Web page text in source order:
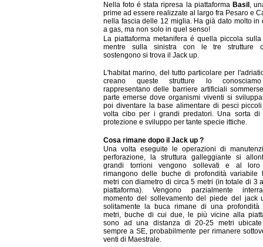
Nella foto é stata ripresa la piattaforma Basil ,
prime ad essere realizzate al largo fra Pesaro e
nella fascia delle 12 miglia. Ha già dato molto in
a gas, ma non solo in quel senso!
La piattaforma metanifera é quella piccola sulla
mentre sulla sinistra con le tre strutture
sostengono si trova il Jack up.
L'habitat marino, del tutto particolare per
creano queste strutture lo
rappresentano delle barriere artificiali
parte emerse dove organismi viventi si
poi diventare la base alimentare di pesci
volta cibo per i grandi predatori. Una sorta di
protezione e sviluppo per tante specie ittiche.
Cosa rimane dopo il Jack up ?
Una volta eseguite le operazioni di
perforazione, la struttura galleggiante si
grandi torrioni vengono sollevati e al loro
rimangono delle buche di profondità variabile
metri con diametro di circa 5 metri (in totale di 3
piattaforma). Vengono parzialmente
momento del sollevamento del piede del jack
solitamente la buca rimane di una
metri, buche di cui due, le più vicine alla
sono ad una distanza di 20-25 metri
sempre a SE, probabilmente per rimanere
venti di Maestrale.